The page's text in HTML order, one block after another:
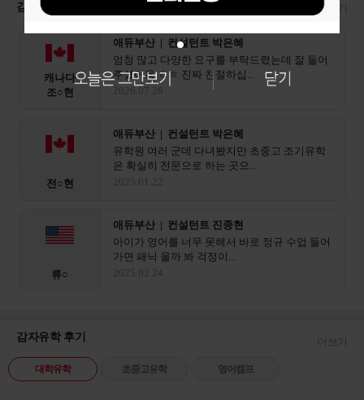
감자유학 수속후기 더보기
캐나다
조○현
애듀부산 | 컨설턴트 박은혜
엄청 많고 다양한 요구를 부탁드렸는데 잘 들어
주셨어용 ㅎㅎ 진짜 친절하십...
2026.07.28
전○현
애듀부산 | 컨설턴트 박은혜
유학원 여러 군데 다녀봤지만 초중고 조기유학
은 확실히 전문으로 하는 곳으...
2025.01.22
류○
애듀부산 | 컨설턴트 진종현
아이가 영어를 너무 못해서 바로 정규 수업 들어
가면 패닉 올까 봐 걱정이...
2025.02.24
유○
2025.03.01
감자유학 후기 더보기
대학유학 초중고유학 영어캠프